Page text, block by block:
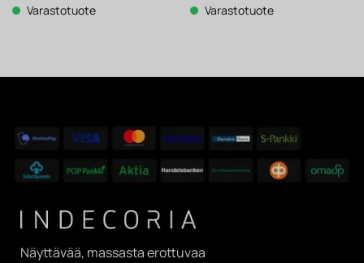
232 €.
Varastotuote 952 €.
Varastotuote
Näyttävää, massasta erottuvaa